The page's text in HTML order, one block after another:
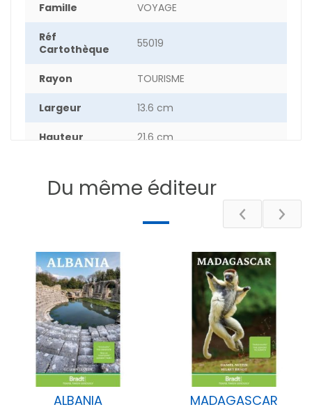
Famille VOYAGE
Réf
Cartothèque
55019
Rayon TOURISME
Largeur 13.6 cm
Hauteur 21.6 cm
Poids 40.5 g
SEAN CONNOLLY
Nombre de
pages
Du même éditeur
ALBANIA MADAGASCAR